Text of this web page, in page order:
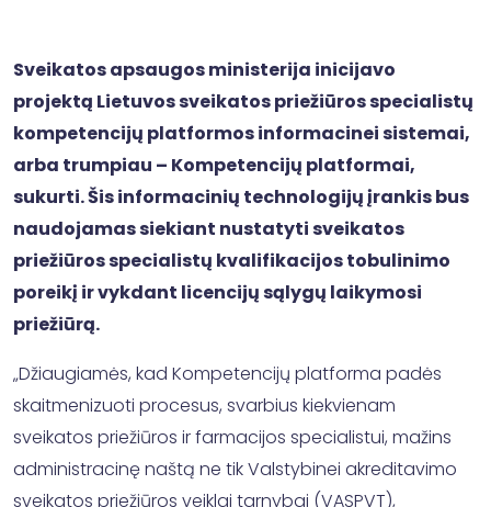
Sveikatos apsaugos ministerija inicijavo
projektą Lietuvos sveikatos priežiūros specialistų
kompetencijų platformos informacinei sistemai,
arba trumpiau – Kompetencijų platformai,
sukurti. Šis informacinių technologijų įrankis bus
naudojamas siekiant nustatyti sveikatos
priežiūros specialistų kvalifikacijos tobulinimo
poreikį ir vykdant licencijų sąlygų laikymosi
priežiūrą.
„Džiaugiamės, kad Kompetencijų platforma padės
skaitmenizuoti procesus, svarbius kiekvienam
sveikatos priežiūros ir farmacijos specialistui, mažins
administracinę naštą ne tik Valstybinei akreditavimo
sveikatos priežiūros veiklai tarnybai (VASPVT),